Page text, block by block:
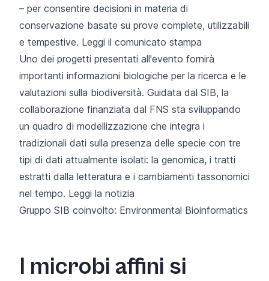
– per consentire decisioni in materia di
conservazione basate su prove complete, utilizzabili
e tempestive. Leggi il comunicato stampa
Uno dei progetti presentati all'evento fornirà
importanti informazioni biologiche per la ricerca e le
valutazioni sulla biodiversità. Guidata dal SIB, la
collaborazione finanziata dal FNS sta sviluppando
un quadro di modellizzazione che integra i
tradizionali dati sulla presenza delle specie con tre
tipi di dati attualmente isolati: la genomica, i tratti
estratti dalla letteratura e i cambiamenti tassonomici
nel tempo. Leggi la notizia
Gruppo SIB coinvolto: Environmental Bioinformatics
I microbi affini si